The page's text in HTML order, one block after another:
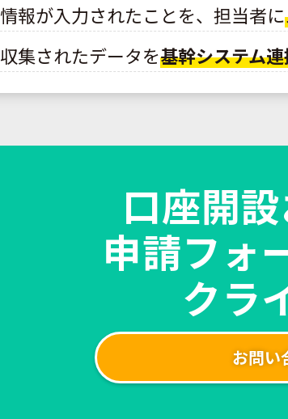
情報が入力されたことを、担当者に
収集されたデータを基幹システム
口座開
申請フォ
クラ
お問い